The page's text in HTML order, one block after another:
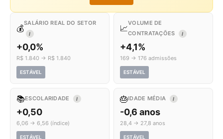
💰
SALÁRIO REAL DO SETOR
I
+0,0%
R$ 1.840 → R$ 1.840
ESTÁVEL
📈
VOLUME DE
CONTRATAÇÕES
I
+4,1%
169 → 176 admissões
ESTÁVEL
📚ESCOLARIDADE I
+0,50
6,06 → 6,56 (índice)
ESTÁVEL
🎂IDADE MÉDIA I
-0,6 anos
28,4 → 27,8 anos
ESTÁVEL